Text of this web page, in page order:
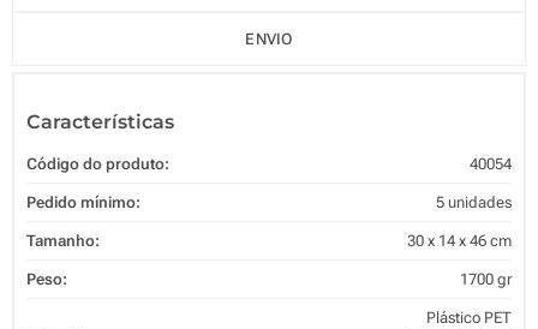
ENVIO
Características
Código do produto: 40054
Pedido mínimo: 5 unidades
Tamanho: 30 x 14 x 46 cm
Peso: 1700 gr
Plástico PET